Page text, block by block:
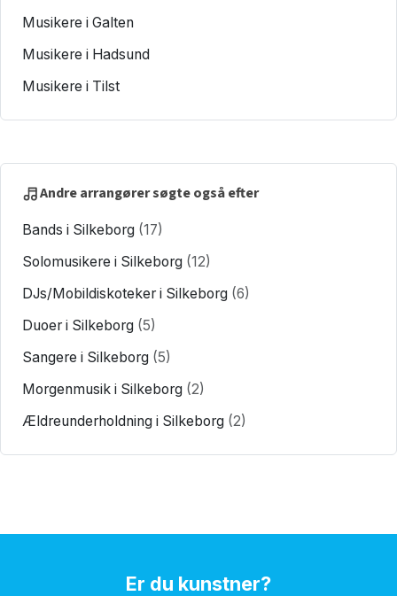
Musikere i Galten
Musikere i Hadsund
Musikere i Tilst
Andre arrangører søgte også efter
Bands i Silkeborg (17)
Solomusikere i Silkeborg (12)
DJs/Mobildiskoteker i Silkeborg (6)
Duoer i Silkeborg (5)
Sangere i Silkeborg (5)
Morgenmusik i Silkeborg (2)
Ældreunderholdning i Silkeborg (2)
Er du kunstner?